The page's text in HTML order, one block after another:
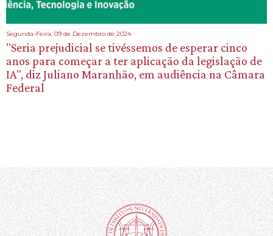
Segunda-Feira, 09 de Dezembro de 2024
"Seria prejudicial se tivéssemos de esperar cinco
anos para começar a ter aplicação da legislação de
IA", diz Juliano Maranhão, em audiência na Câmara
Federal